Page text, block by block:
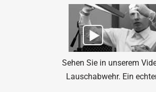
Sehen Sie in unserem
Lauschabwehr. Ein